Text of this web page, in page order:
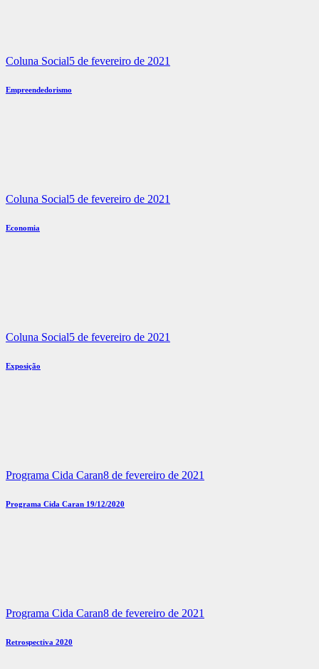
Coluna Social5 de fevereiro de 2021
Empreendedorismo
Coluna Social5 de fevereiro de 2021
Economia
Coluna Social5 de fevereiro de 2021
Exposição
Programa Cida Caran8 de fevereiro de 2021
Programa Cida Caran 19/12/2020
Programa Cida Caran8 de fevereiro de 2021
Retrospectiva 2020